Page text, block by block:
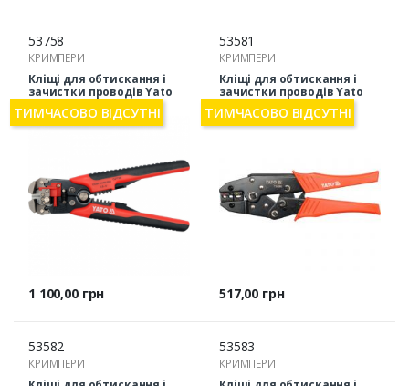
53758
КРИМПЕРИ
Кліщі для обтискання і
зачистки проводів Yato
YT-2278
Ціна
1 100,00 грн
ТИМЧАСОВО ВІДСУТНІ
53581
КРИМПЕРИ
Кліщі для обтискання і
зачистки проводів Yato
YT-2296
Ціна
517,00 грн
ТИМЧАСОВО ВІДСУТНІ
53582
КРИМПЕРИ
53583
КРИМПЕРИ